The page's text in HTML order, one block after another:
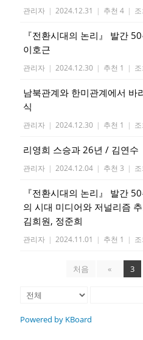
관리자 | 2024.12.31 | 추천 4 |
『전환시대의 논리』 발간
이호근
관리자 | 2024.12.30 | 추천 1 |
남북관계와 한미관계에서 바
식
관리자 | 2024.12.30 | 추천 1 |
리영희 스승과 26년 / 김연수
관리자 | 2024.12.04 | 추천 3 |
『전환시대의 논리』 발간
의 시대 미디어와 저널리즘
김희원, 정준희
관리자 | 2024.11.01 | 추천 1 |
처음 « 3
Powered by KBoard